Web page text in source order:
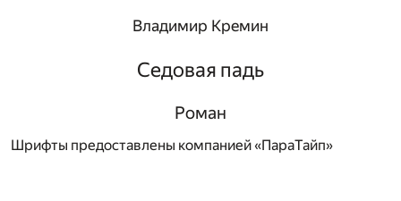
Владимир Кремин
Седовая падь
Роман
Шрифты предоставлены компанией «ПараТайп»